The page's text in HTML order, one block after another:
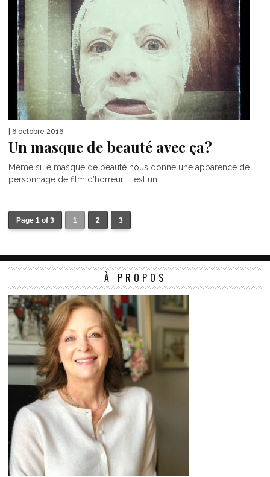
| 6 octobre 2016
Un masque de beauté avec ça?
Même si le masque de beauté nous donne une apparence de
personnage de film d’horreur, il est un...
Page 1 of 3 1 2 3
À PROPOS